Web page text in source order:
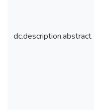
dc.description.abstract